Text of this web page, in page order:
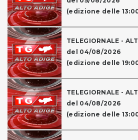
(edizione delle
TELEGIORNALE -
del 04/08/2026
(edizione delle
TELEGIORNALE -
del 04/08/2026
(edizione delle